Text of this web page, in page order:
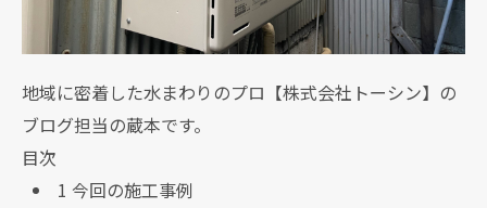
地域に密着した水まわりのプロ【株式会社トーシン】の
ブログ担当の蔵本です。
目次
1 今回の施工事例